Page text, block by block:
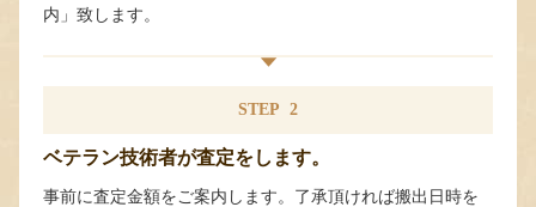
内」致します。
STEP 2
ベテラン技術者が査定をします。
事前に査定金額をご案内します。了承頂ければ搬出日時を